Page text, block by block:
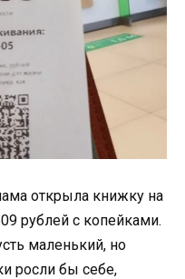
открыла книжку на
рублей с копейками.
маленький, но
росли бы себе,